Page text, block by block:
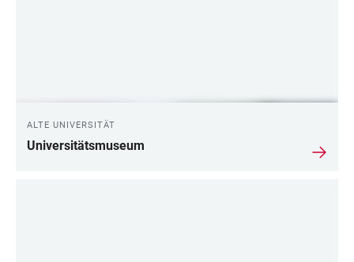
ALTE UNIVERSITÄT
Universitätsmuseum